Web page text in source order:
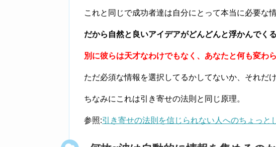
これと同じで成功者達は自分にとって本当に必要な
だから自然と良いアイデアがどんどんと浮かんでくる
別に彼らは天才なわけでもなく、あなたと何も変わ
ただ必須な情報を選択してるかしてないか、それだけ
ちなみにこれは引き寄せの法則と同じ原理。
参照:引き寄せの法則を信じられない人へのちょっと